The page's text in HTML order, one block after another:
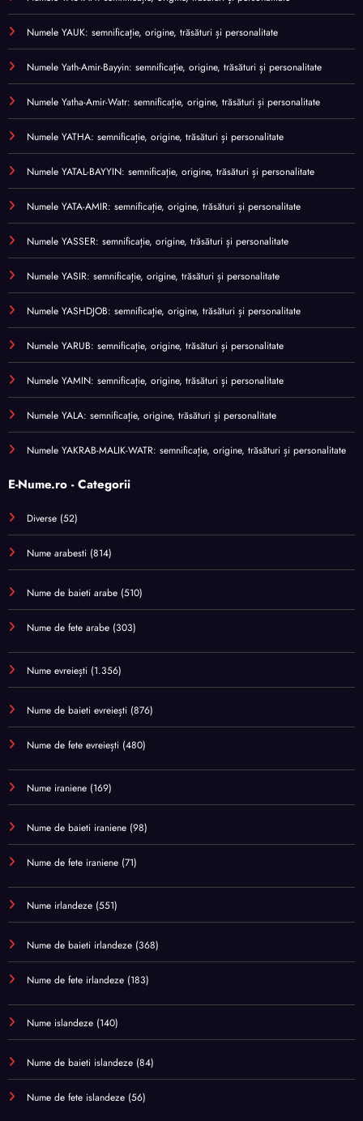
Numele YAUK: semnificație, origine, trăsături și personalitate
Numele Yath-Amir-Bayyin: semnificație, origine, trăsături și personalitate
Numele Yatha-Amir-Watr: semnificație, origine, trăsături și personalitate
Numele YATHA: semnificație, origine, trăsături și personalitate
Numele YATAL-BAYYIN: semnificație, origine, trăsături și personalitate
Numele YATA-AMIR: semnificație, origine, trăsături și personalitate
Numele YASSER: semnificație, origine, trăsături și personalitate
Numele YASIR: semnificație, origine, trăsături și personalitate
Numele YASHDJOB: semnificație, origine, trăsături și personalitate
Numele YARUB: semnificație, origine, trăsături și personalitate
Numele YAMIN: semnificație, origine, trăsături și personalitate
Numele YALA: semnificație, origine, trăsături și personalitate
Numele YAKRAB-MALIK-WATR: semnificație, origine, trăsături și personalitate
E-Nume.ro - Categorii
Diverse (52)
Nume arabesti (814)
Nume de baieti arabe (510)
Nume de fete arabe (303)
Nume evreiești (1.356)
Nume de baieti evreiești (876)
Nume de fete evreiești (480)
Nume iraniene (169)
Nume de baieti iraniene (98)
Nume de fete iraniene (71)
Nume irlandeze (551)
Nume de baieti irlandeze (368)
Nume de fete irlandeze (183)
Nume islandeze (140)
Nume de baieti islandeze (84)
Nume de fete islandeze (56)